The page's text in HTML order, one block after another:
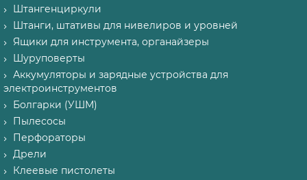
Штангенциркули
Штанги, штативы для нивелиров и уровней
Ящики для инструмента, органайзеры
Шуруповерты
Аккумуляторы и зарядные устройства для
электроинструментов
Болгарки (УШМ)
Пылесосы
Перфораторы
Дрели
Клеевые пистолеты